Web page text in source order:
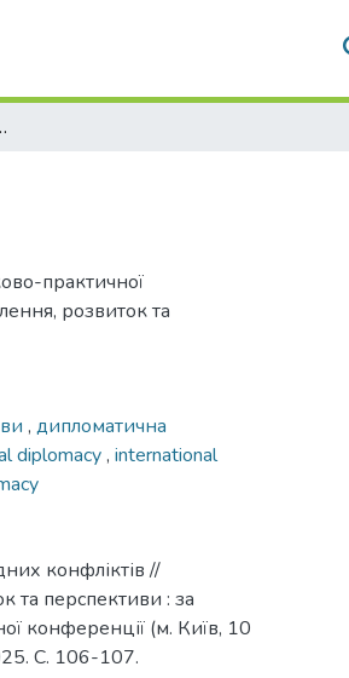
конфліктів
практичної
розвиток та
, дипломатична
diplomacy, international
конфліктів //
та перспективи : за
конференції (м. Київ, 10
С. 106-107.